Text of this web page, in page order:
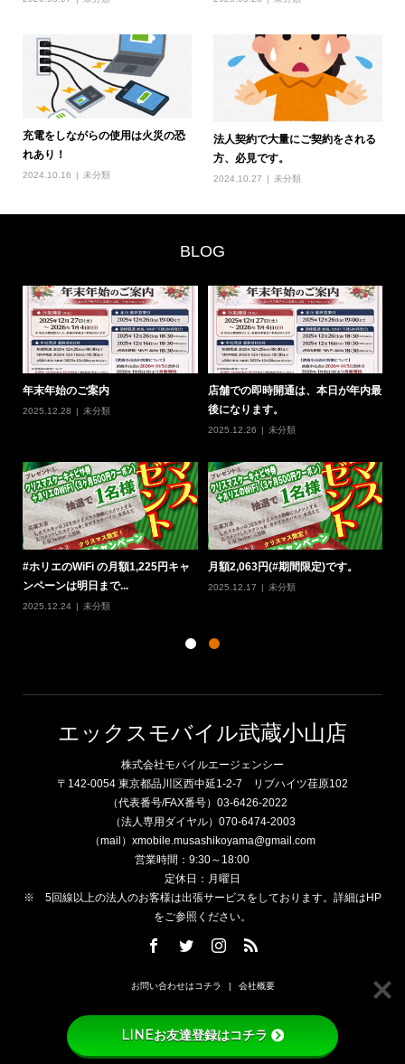
充電をしながらの使用は火災の恐
れあり！
2024.10.16 未分類
法人契約で大量にご契約をされる
方、必見です。
2024.10.27 未分類
BLOG
年末年始のご案内
2025.12.28 未分類
店舗での即時開通は、本日が年内最
後になります。
2025.12.26 未分類
#ホリエのWiFi の月額1,225円キャ
ンペーンは明日まで...
2025.12.24 未分類
月額2,063円(#期間限定)です。
2025.12.17 未分類
エックスモバイル武蔵小山店
株式会社モバイルエージェンシー
〒142-0054 東京都品川区西中延1-2-7 リブハイツ荏原102
（代表番号/FAX番号）03-6426-2022
（法人専用ダイヤル）070-6474-2003
（mail）xmobile.musashikoyama@gmail.com
営業時間：9:30～18:00
定休日：月曜日
※ 5回線以上の法人のお客様は出張サービスをしております。詳細はHP
をご参照ください。
お問い合わせはコチラ 会社概要
LINEお友達登録はコチラ